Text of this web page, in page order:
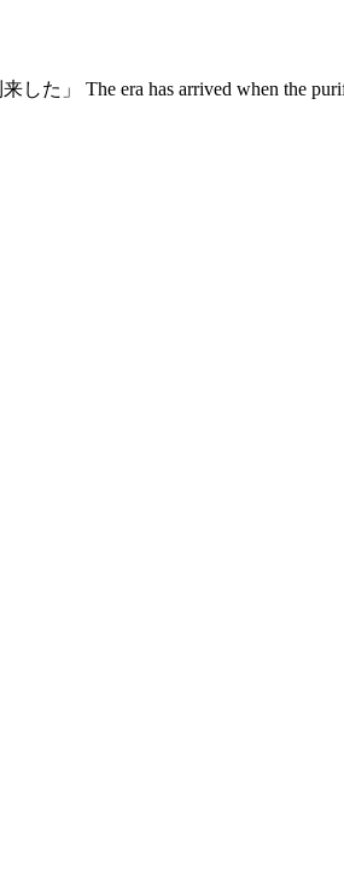
」 The era has arrived when the